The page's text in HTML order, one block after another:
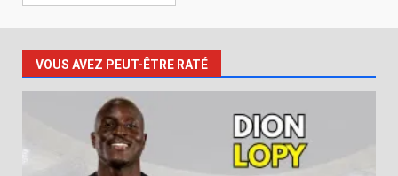
VOUS AVEZ PEUT-ÊTRE RATÉ